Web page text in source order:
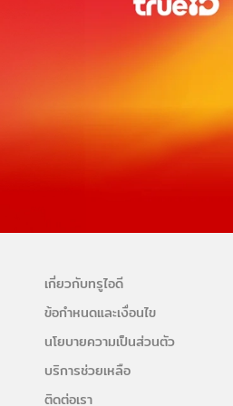
เกี่ยวกับทรูไอดี
ข้อกำหนดและเงื่อนไข
นโยบายความเป็นส่วนตัว
บริการช่วยเหลือ
ติดต่อเรา